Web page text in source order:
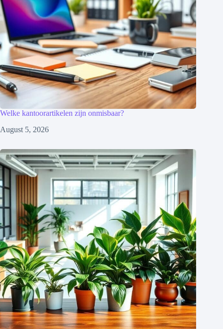
Welke kantoorartikelen zijn onmisbaar?
August 5, 2026